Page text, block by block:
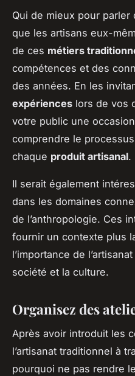
Qui de mieux pour parler
que les artisans eux-
de ces métiers
compétences et des
des années. En les
expériences lors de vos
votre public une
comprendre le
chaque produit artisanal.
Il serait également
dans les domaines
de l’anthropologie. Ces
fournir un contexte plus
l’importance de
société et la culture.
Organisez des
Après avoir introduit les
l’artisanat traditionnel à
pourquoi ne pas rendre